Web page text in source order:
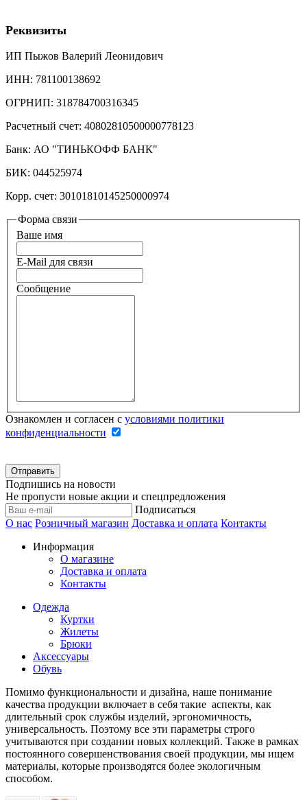
Реквизиты
ИП Пыжов Валерий Леонидович
ИНН: 781100138692
ОГРНИП: 318784700316345
Расчетный счет: 40802810500000778123
Банк: АО "ТИНЬКОФФ БАНК"
БИК: 044525974
Корр. счет: 30101810145250000974
Форма связи
Ваше имя
E-Mail для связи
Сообщение
Ознакомлен и согласен с условиями политики
конфиденциальности
Подпишись на новости
Не пропусти новые акции и спецпредложения
Подписаться
О нас Розничный магазин Доставка и оплата Контакты
Информация
О магазине
Доставка и оплата
Контакты
Одежда
Куртки
Жилеты
Брюки
Аксессуары
Обувь
Помимо функциональности и дизайна, наше понимание
качества продукции включает в себя такие аспекты, как
длительный срок службы изделий, эргономичность,
универсальность. Поэтому все эти параметры строго
учитываются при создании новых коллекций. Также в рамках
постоянного совершенствования своей продукции, мы ищем
материалы, которые производятся более экологичным
способом.